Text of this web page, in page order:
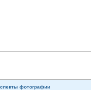
фотографии